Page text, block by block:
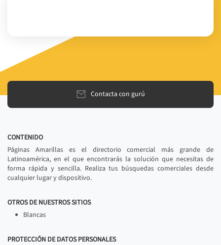
Contacta con gurú
CONTENIDO
Páginas Amarillas es el directorio comercial más grande de
Latinoamérica, en el que encontrarás la solución que necesitas de
forma rápida y sencilla. Realiza tus búsquedas comerciales desde
cualquier lugar y dispositivo.
OTROS DE NUESTROS SITIOS
Blancas
PROTECCIÓN DE DATOS PERSONALES